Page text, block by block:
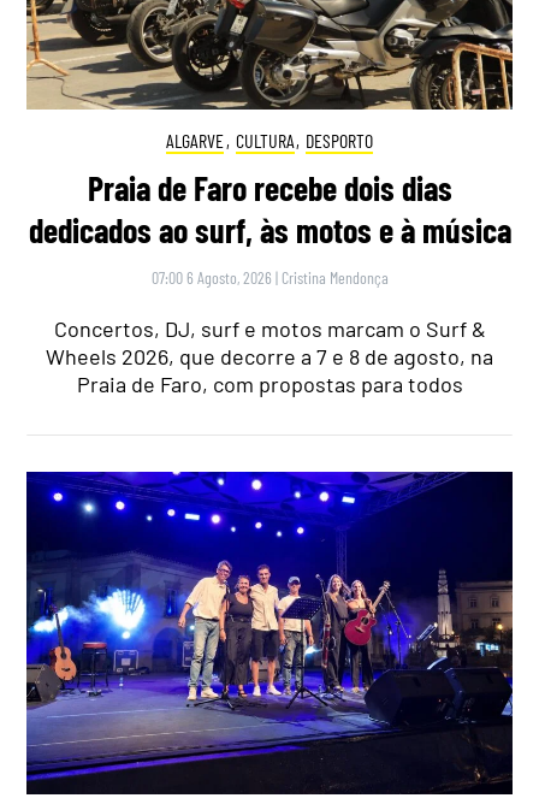
ALGARVE, CULTURA, DESPORTO
Praia de Faro recebe dois dias
dedicados ao surf, às motos e à música
07:00 6 Agosto, 2026 | Cristina Mendonça
Concertos, DJ, surf e motos marcam o Surf &
Wheels 2026, que decorre a 7 e 8 de agosto, na
Praia de Faro, com propostas para todos